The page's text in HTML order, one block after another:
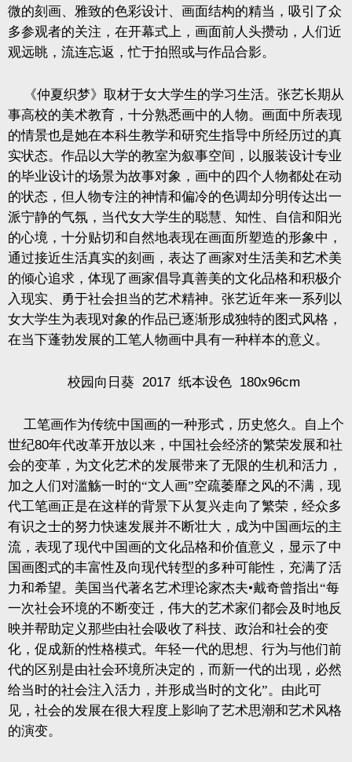
微的刻画、雅致的色彩设计、画面结构的精当，吸引了众
多参观者的关注，在开幕式上，画面前人头攒动，人们近
观远眺，流连忘返，忙于拍照或与作品合影。
《仲夏织梦》取材于女大学生的学习生活。张艺长期从
事高校的美术教育，十分熟悉画中的人物。画面中所表现
的情景也是她在本科生教学和研究生指导中所经历过的真
实状态。作品以大学的教室为叙事空间，以服装设计专业
的毕业设计的场景为故事对象，画中的四个人物都处在动
的状态，但人物专注的神情和偏冷的色调却分明传达出一
派宁静的气氛，当代女大学生的聪慧、知性、自信和阳光
的心境，十分贴切和自然地表现在画面所塑造的形象中，
通过接近生活真实的刻画，表达了画家对生活美和艺术美
的倾心追求，体现了画家倡导真善美的文化品格和积极介
入现实、勇于社会担当的艺术精神。张艺近年来一系列以
女大学生为表现对象的作品已逐渐形成独特的图式风格，
在当下蓬勃发展的工笔人物画中具有一种样本的意义。
校园向日葵 2017 纸本设色 180x96cm
工笔画作为传统中国画的一种形式，历史悠久。自上个
世纪80年代改革开放以来，中国社会经济的繁荣发展和社
会的变革，为文化艺术的发展带来了无限的生机和活力，
加之人们对滥觞一时的“文人画”空疏萎靡之风的不满，现
代工笔画正是在这样的背景下从复兴走向了繁荣，经众多
有识之士的努力快速发展并不断壮大，成为中国画坛的主
流，表现了现代中国画的文化品格和价值意义，显示了中
国画图式的丰富性及向现代转型的多种可能性，充满了活
力和希望。美国当代著名艺术理论家杰夫•戴奇曾指出“每
一次社会环境的不断变迁，伟大的艺术家们都会及时地反
映并帮助定义那些由社会吸收了科技、政治和社会的变
化，促成新的性格模式。年轻一代的思想、行为与他们前
代的区别是由社会环境所决定的，而新一代的出现，必然
给当时的社会注入活力，并形成当时的文化”。由此可
见，社会的发展在很大程度上影响了艺术思潮和艺术风格
的演变。